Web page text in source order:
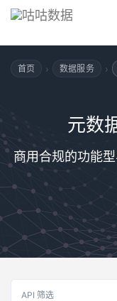
首页 › 数据服务 ›
元数
商用合规的功能
API 筛选